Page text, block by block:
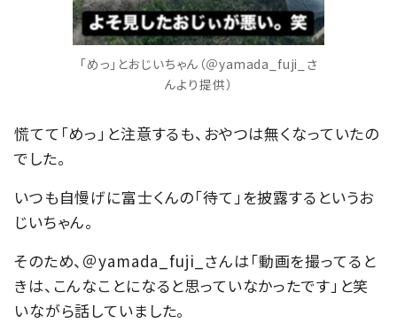
「めっ」とおじいちゃん（＠yamada_fuji_さ
んより提供）
慌てて「めっ」と注意するも、おやつは無くなっていたの
でした。
いつも自慢げに富士くんの「待て」を披露するというお
じいちゃん。
そのため、＠yamada_fuji_さんは「動画を撮ってると
きは、こんなことになると思っていなかったです」と笑
いながら話していました。